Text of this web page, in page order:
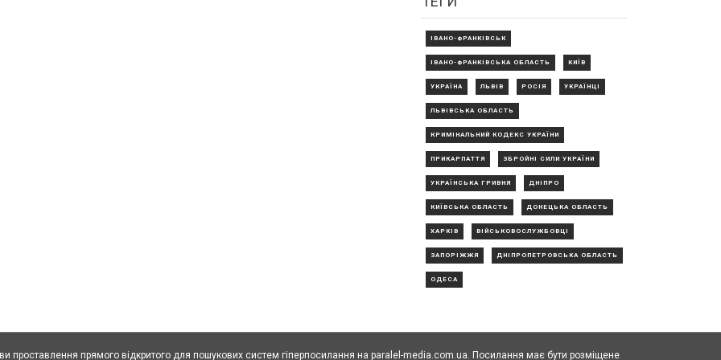
ІВАНО-ФРАНКІВСЬК
ІВАНО-ФРАНКІВСЬКА ОБЛАСТЬ КИЇВ
УКРАЇНА ЛЬВІВ РОСІЯ УКРАЇНЦІ
ЛЬВІВСЬКА ОБЛАСТЬ
КРИМІНАЛЬНИЙ КОДЕКС УКРАЇНИ
ПРИКАРПАТТЯ ЗБРОЙНІ СИЛИ УКРАЇНИ
УКРАЇНСЬКА ГРИВНЯ ДНІПРО
КИЇВСЬКА ОБЛАСТЬ ДОНЕЦЬКА ОБЛАСТЬ
ХАРКІВ ВІЙСЬКОВОСЛУЖБОВЦІ
ЗАПОРІЖЖЯ ДНІПРОПЕТРОВСЬКА ОБЛАСТЬ
ОДЕСА
проставлення прямого відкритого для пошукових систем гіперпосилання на paralel-media.com.ua. Посилання має бути розміщене